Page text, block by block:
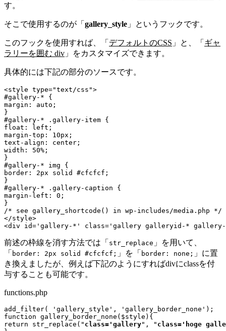
す。
そこで使用するのが「 gallery_style 」というフックです。
このフックを使用すれば、「 デフォルトのCSS 」と、「 ギャ
ラリーを囲む div 」をカスタマイズできます。
具体的には下記の部分のソースです。
<style type="text/css">
#gallery-* {
margin: auto;
}
#gallery-* .gallery-item {
float: left;
margin-top: 10px;
text-align: center;
width: 50%;
}
#gallery-* img {
border: 2px solid #cfcfcf;
}
#gallery-* .gallery-caption {
margin-left: 0;
}
/* see gallery_shortcode() in wp-includes/media.php */
</style>
<div id='gallery-*' class='gallery galleryid-* gallery-
前述の枠線を消す方法では「 str_replace 」を用いて、
「 border: 2px solid #cfcfcf; 」を「 border: none; 」に置
き換えましたが、例えば下記のようにすればdivにclassを付
与することも可能です。
functions.php
add_filter( 'gallery_style', 'gallery_border_none');
function gallery_border_none($style){
return str_replace(" class='gallery", " class='hoge